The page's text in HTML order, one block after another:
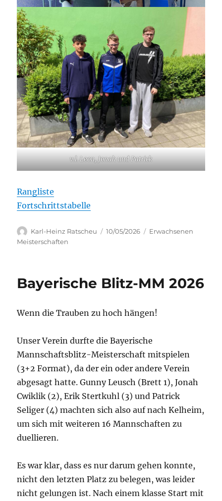
v.l. Leon, Jonah und Patrick
Rangliste
Fortschrittstabelle
Autor
Karl-Heinz Ratscheu
Veröffentlicht
10/05/2026 Kategorien
Erwachsenen
Meisterschaften
Bayerische Blitz-MM 2026
Wenn die Trauben zu hoch hängen!
Unser Verein durfte die Bayerische
Mannschaftsblitz-Meisterschaft mitspielen
(3+2 Format), da der ein oder andere Verein
abgesagt hatte. Gunny Leusch (Brett 1), Jonah
Cwiklik (2), Erik Stertkuhl (3) und Patrick
Seliger (4) machten sich also auf nach Kelheim,
um sich mit weiteren 16 Mannschaften zu
duellieren.
Es war klar, dass es nur darum gehen konnte,
nicht den letzten Platz zu belegen, was leider
nicht gelungen ist. Nach einem klasse Start mit